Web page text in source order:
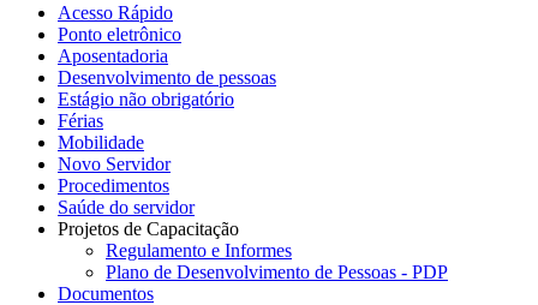
Acesso Rápido
Ponto eletrônico
Aposentadoria
Desenvolvimento de pessoas
Estágio não obrigatório
Férias
Mobilidade
Novo Servidor
Procedimentos
Saúde do servidor
Projetos de Capacitação
Regulamento e Informes
Plano de Desenvolvimento de Pessoas - PDP
Documentos